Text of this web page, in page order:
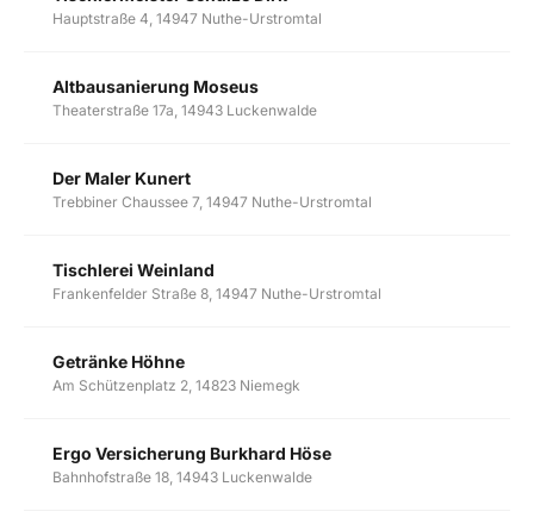
Hauptstraße 4, 14947 Nuthe-Urstromtal
Altbausanierung Moseus
Theaterstraße 17a, 14943 Luckenwalde
Der Maler Kunert
Trebbiner Chaussee 7, 14947 Nuthe-Urstromtal
Tischlerei Weinland
Frankenfelder Straße 8, 14947 Nuthe-Urstromtal
Getränke Höhne
Am Schützenplatz 2, 14823 Niemegk
Ergo Versicherung Burkhard Höse
Bahnhofstraße 18, 14943 Luckenwalde